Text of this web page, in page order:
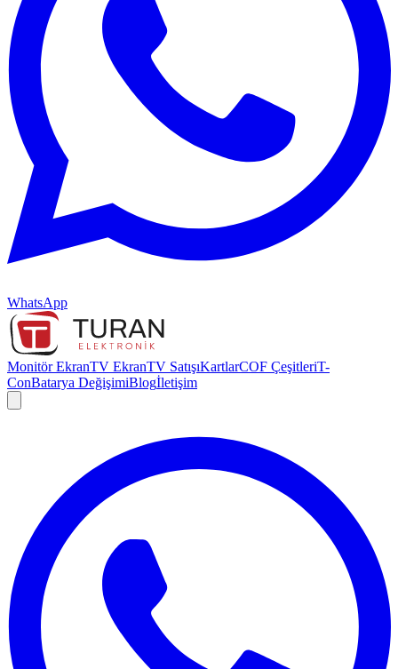
WhatsApp
Monitör EkranTV EkranTV SatışıKartlarCOF ÇeşitleriT-
ConBatarya DeğişimiBlogİletişim